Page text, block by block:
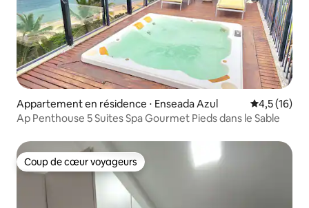
Appartement en résidence ⋅ Enseada Azul Évaluation
4,5 (16)
Ap Penthouse 5 Suites Spa Gourmet Pieds dans le Sable
Coup de cœur voyageurs
Coup de cœur voyageurs